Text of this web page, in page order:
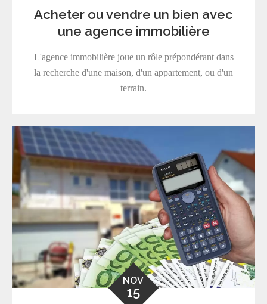
Acheter ou vendre un bien avec
une agence immobilière
L'agence immobilière joue un rôle prépondérant dans
la recherche d'une maison, d'un appartement, ou d'un
terrain.
NOV
15